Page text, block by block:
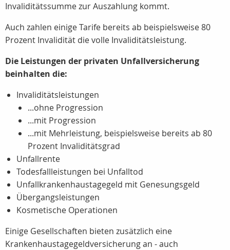
Invaliditätssumme zur Auszahlung kommt.
Auch zahlen einige Tarife bereits ab beispielsweise 80
Prozent Invalidität die volle Invaliditätsleistung.
Die Leistungen der privaten Unfallversicherung
beinhalten die:
Invaliditätsleistungen
...ohne Progression
...mit Progression
...mit Mehrleistung, beispielsweise bereits ab 80
Prozent Invaliditätsgrad
Unfallrente
Todesfallleistungen bei Unfalltod
Unfallkrankenhaustagegeld mit Genesungsgeld
Übergangsleistungen
Kosmetische Operationen
Einige Gesellschaften bieten zusätzlich eine
Krankenhaustagegeldversicherung an - auch